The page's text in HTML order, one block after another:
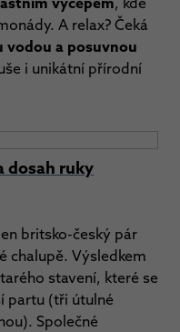
A relax? Čeká
vodou a posuvnou
i unikátní přírodní
dosah ruky
britsko-český pár
chalupě. Výsledkem
stavení, které se
partu (tři útulné
Společné